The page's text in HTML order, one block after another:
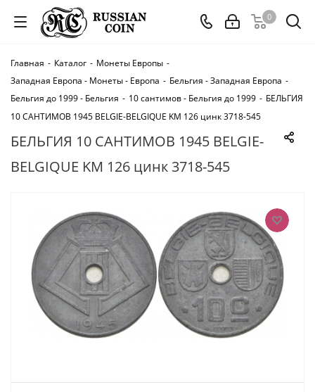
0
Главная - Каталог - Монеты Европы -
Западная Европа - Монеты - Европа - Бельгия - Западная Европа -
Бельгия до 1999 - Бельгия - 10 сантимов - Бельгия до 1999 - БЕЛЬГИЯ
10 САНТИМОВ 1945 BELGIE-BELGIQUE KM 126 цинк 3718-545
БЕЛЬГИЯ 10 САНТИМОВ 1945 BELGIE-
BELGIQUE KM 126 цинк 3718-545